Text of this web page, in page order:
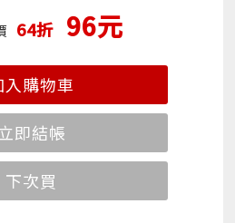
64折 96元
入購物車
立即結帳
下次買